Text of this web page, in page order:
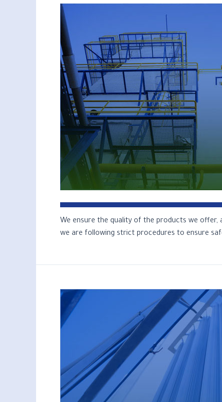
We ensure the quality of the products we offer,
we are following strict procedures to ensure